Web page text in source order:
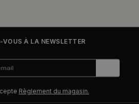
VOUS À LA NEWSLETTER
Règlement du magasin.